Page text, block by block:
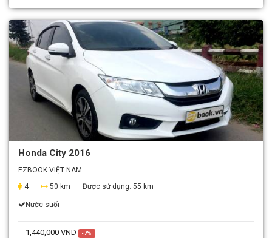
Honda City 2016
EZBOOK VIỆT NAM
4
50 km Được sử dụng: 55 km
Nước suối
1,440,000 VND -7%